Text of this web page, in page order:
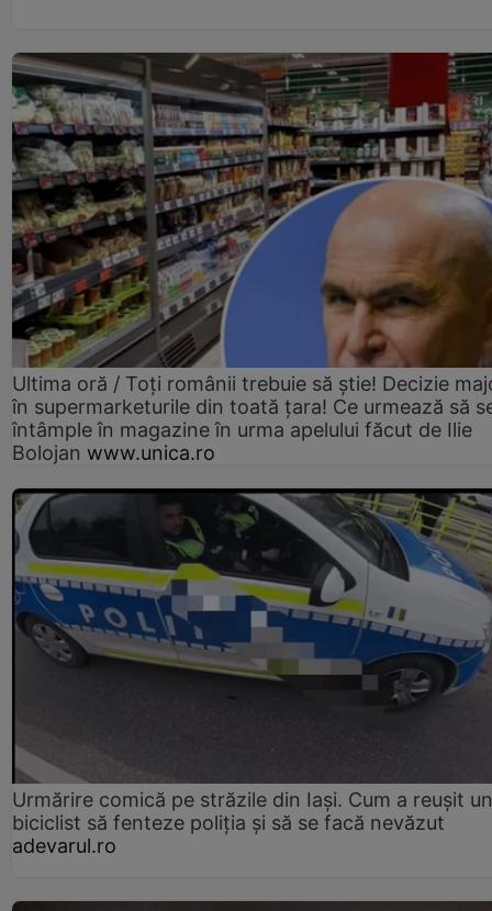
Ultima oră / Toți românii trebuie să știe! Decizie
în supermarketurile din toată țara! Ce urmează să
întâmple în magazine în urma apelului făcut de Ilie
Bolojan www.unica.ro
Urmărire comică pe străzile din Iași. Cum a reușit un
biciclist să fenteze poliția și să se facă nevăzut
adevarul.ro